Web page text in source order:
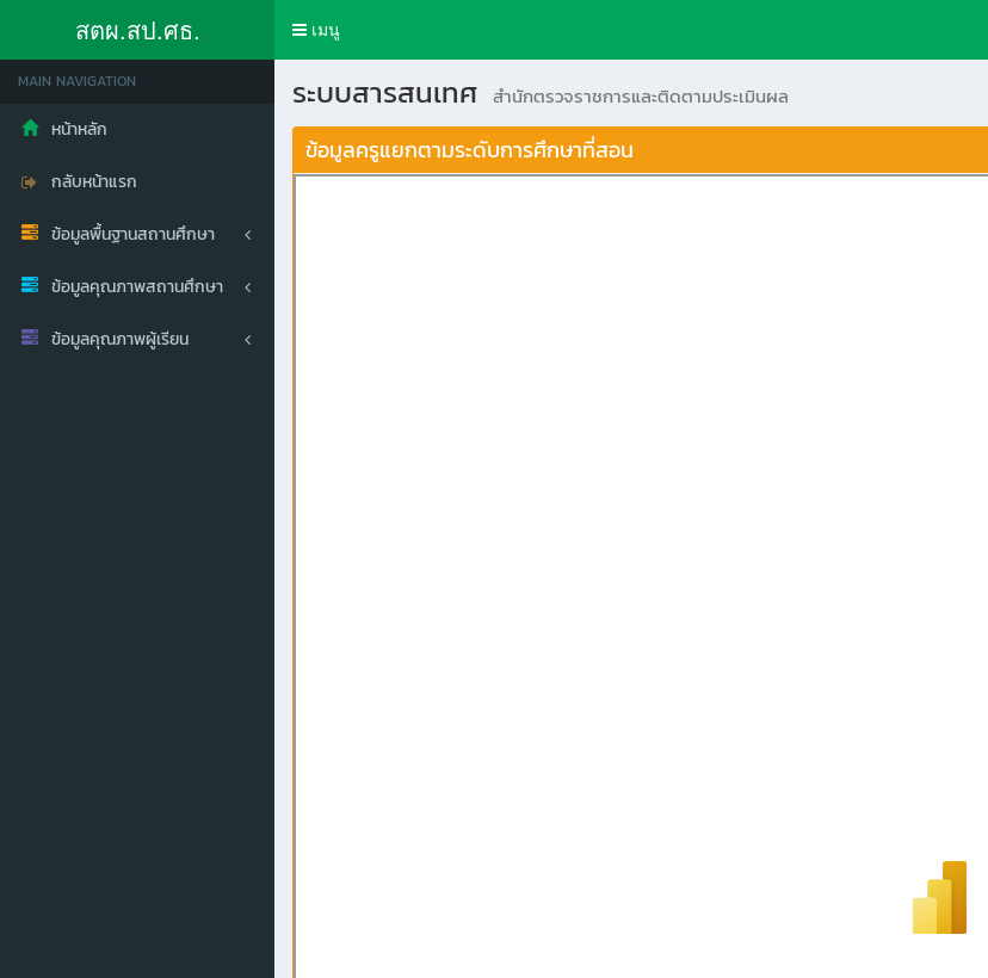
สตผ.สป.ศธ.
Toggle
เมนู
MAIN NAVIGATION
หน้าหลัก
กลับหน้าแรก
ข้อมูลพื้นฐานสถานศึกษา
ข้อมูลคุณภาพสถานศึกษา
ข้อมูลคุณภาพผู้เรียน
ระบบสารสนเทศ สำนักตรวจราชการและติดตามประเมินผล
ข้อมูลครูแยกตามระดับการศึกษาที่สอน